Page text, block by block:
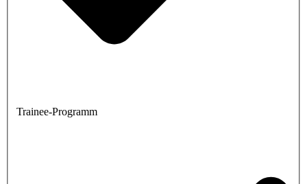
Trainee-Programm